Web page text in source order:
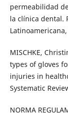
permeabilidad
la clínica dental.
MISCHKE,
types of gloves
injuries in
Systematic
NORMA